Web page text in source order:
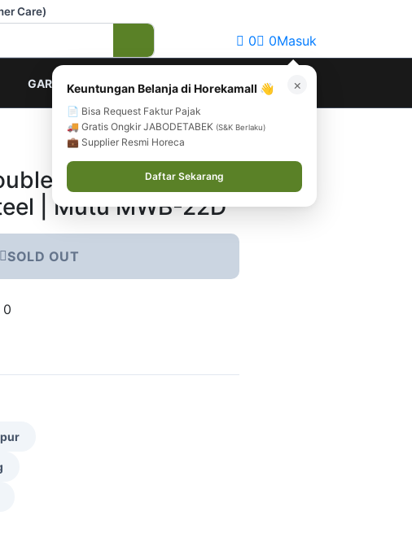
Care)
0 0Masuk
×
Keuntungan Belanja di Horekamall 👋
📄 Bisa Request Faktur Pajak
🚚 Gratis Ongkir JABODETABEK (S&K Berlaku)
💼 Supplier Resmi Horeca
Daftar Sekarang
GARANSI
Layer Pemanas
| Mutu MWB-22D
SOLD OUT
0